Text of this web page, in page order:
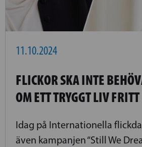
11.10.2024
FLICKOR SKA INTE
OM ETT TRYGGT LIV
Idag på Internationella
även kampanjen “Still We